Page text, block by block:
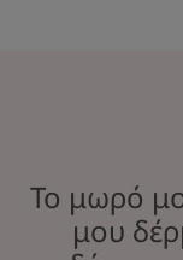
Το μωρό
μου